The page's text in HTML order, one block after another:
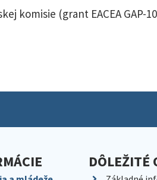
(grant EACEA GAP-
DÔLEŽITÉ